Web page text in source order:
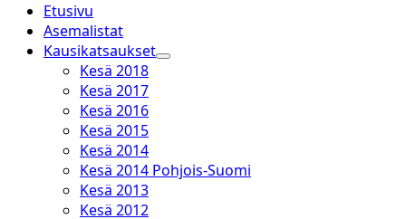
Etusivu
Asemalistat
Kausikatsaukset
open
Kesä 2018
Kesä 2017
Kesä 2016
Kesä 2015
Kesä 2014
Kesä 2014 Pohjois-Suomi
Kesä 2013
Kesä 2012